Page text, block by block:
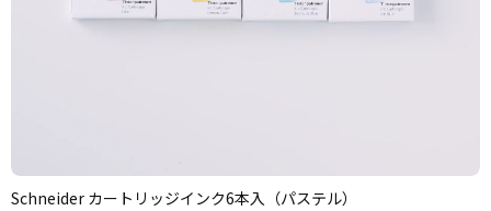
Schneider カートリッジインク6本入（パステル）